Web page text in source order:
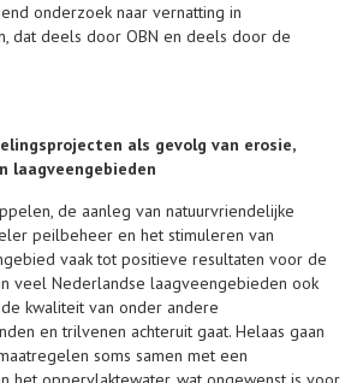
onderzoek naar vernatting in
dat deels door OBN en deels door de
als gevolg van erosie,
laagveengebieden
de aanleg van natuurvriendelijke
peilbeheer en het stimuleren van
vaak tot positieve resultaten voor de
veel Nederlandse laagveengebieden ook
kwaliteit van onder andere
en trilvenen achteruit gaat. Helaas gaan
soms samen met een